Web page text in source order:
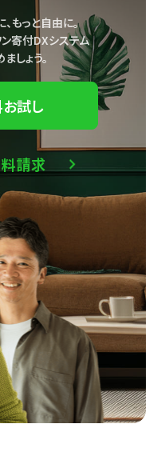
もっと自由に。
寄付DXシステム
しょう。
試し
請求